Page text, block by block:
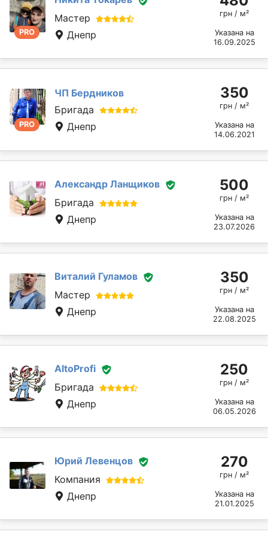
PRO
Мастер
Днепр
грн / м²
Указана на
16.09.2025
PRO
ЧП Бердников
Бригада
Днепр
350
грн / м²
Указана на
14.06.2021
Александр Ланщиков
Бригада
Днепр
500
грн / м²
Указана на
23.07.2026
Виталий Гуламов
Мастер
Днепр
350
грн / м²
Указана на
22.08.2025
AltoProfi
Бригада
Днепр
250
грн / м²
Указана на
06.05.2026
Юрий Левенцов
Компания
Днепр
270
грн / м²
Указана на
21.01.2025